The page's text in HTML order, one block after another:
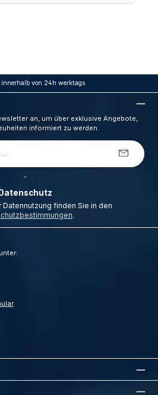
innerhalb von 24h werktags
an, um über exklusive Angebote,
informiert zu werden.
Datenschutz
.
.